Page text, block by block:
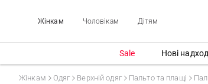
Жінкам Чоловікам Дітям
Sale Нові
Жінкам Одяг Верхній одяг Пальто та плащі